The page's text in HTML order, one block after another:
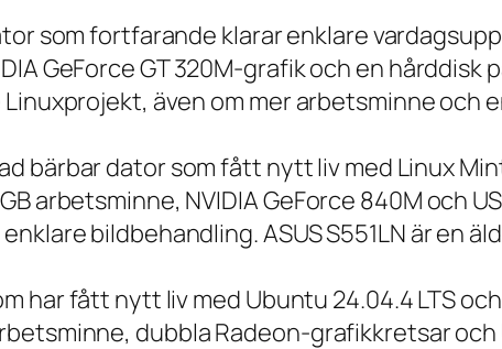
som fortfarande klarar enklare
GeForce GT 320M-grafik och en hårddisk
även om mer arbetsminne och
bärbar dator som fått nytt liv med Linux
arbetsminne, NVIDIA GeForce 840M och
bildbehandling. ASUS S551LN är en
har fått nytt liv med Ubuntu 24.04.4 LTS
dubbla Radeon-grafikkretsar